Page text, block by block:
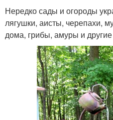
Нередко сады и огороды
лягушки, аисты, черепахи,
дома, грибы, амуры и